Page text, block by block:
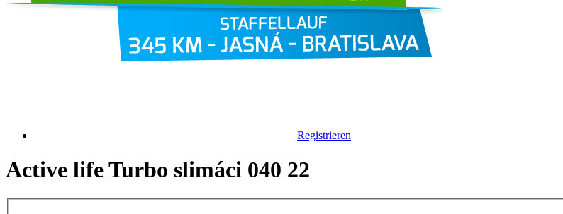
Registrieren
Active life Turbo slimáci 040 22